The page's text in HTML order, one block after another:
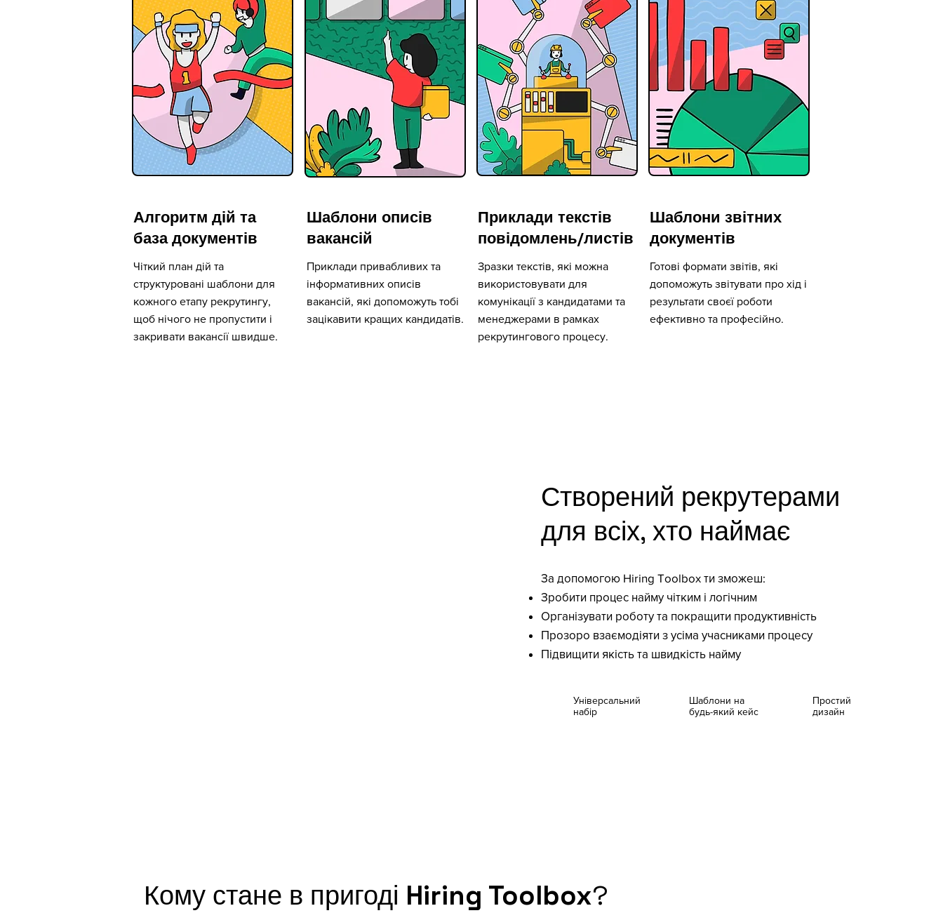
Алгоритм дій та
база документів
Чіткий план дій та
структуровані шаблони для
кожного етапу рекрутингу,
щоб нічого не пропустити і
закривати вакансії швидше.
Шаблони описів
вакансій
Приклади привабливих та
інформативних описів
вакансій, які допоможуть тобі
зацікавити кращих кандидатів.
Приклади текстів
повідомлень/листів
Зразки текстів, які можна
використовувати для
комунікації з кандидатами та
менеджерами в рамках
рекрутингового процесу.
Шаблони звітних
документів
Готові формати звітів, які
допоможуть звітувати про хід і
результати своєї роботи
ефективно та професійно.
Створений рекрутерами
для всіх, хто наймає
За допомогою Hiring Toolbox ти зможеш:
Зробити процес найму чітким і логічним
Організувати роботу та покращити продуктивність
Прозоро взаємодіяти з усіма учасниками процесу
Підвищити якість та швидкість найму
Універсальний
набір
Шаблони на
будь-який кейс
Простий
дизайн
Кому стане в пригоді Hiring Toolbox?